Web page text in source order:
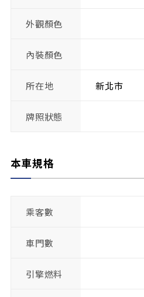
外觀顏色
內裝顏色
所在地 新北市
牌照狀態
本車規格
乘客數
車門數
引擎燃料